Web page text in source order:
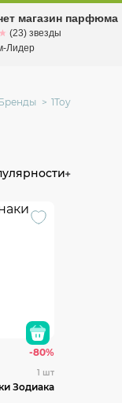
ул. Заозерная, 11, к. 1
1Toy
-80%
1 шт
Зодиака
магазин парфюма
(23) звезды
Лидер